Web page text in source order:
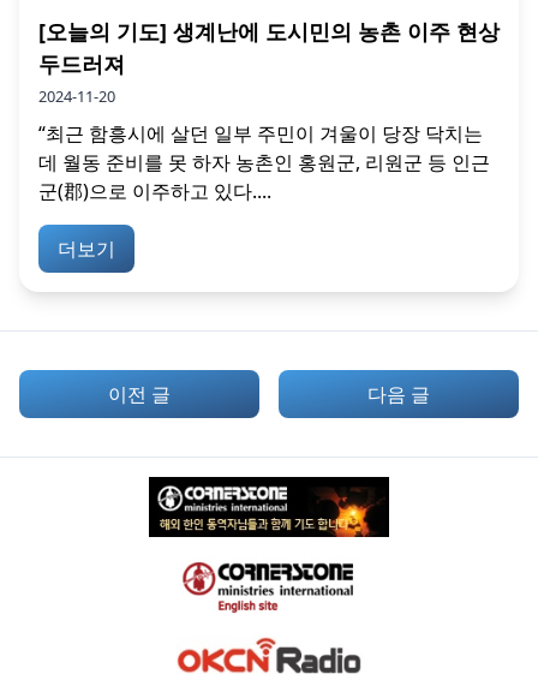
[오늘의 기도] 생계난에 도시민의 농촌 이주 현상
두드러져
2024-11-20
“최근 함흥시에 살던 일부 주민이 겨울이 당장 닥치는
데 월동 준비를 못 하자 농촌인 홍원군, 리원군 등 인근
군(郡)으로 이주하고 있다....
더보기
이전 글 다음 글